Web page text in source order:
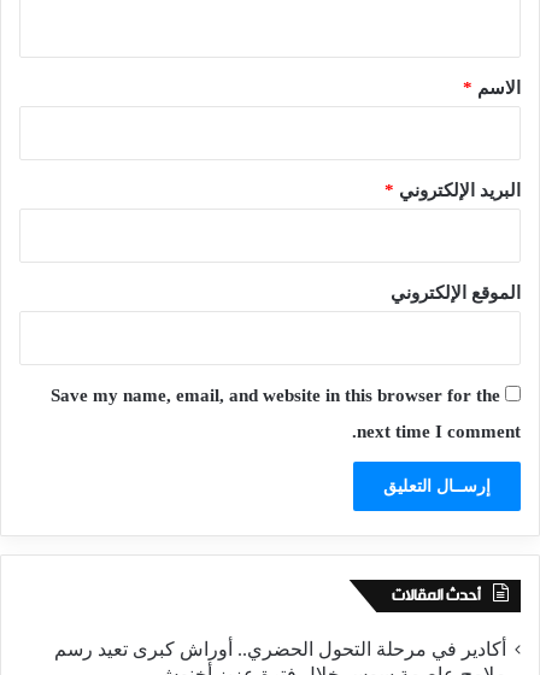
*الاسم *
البريد الإلكتروني *
الموقع الإلكتروني
Save my name, email, and website in this browser for the
next time I comment.
أحدث المقالات
أكادير في مرحلة التحول الحضري.. أوراش كبرى تعيد رسم